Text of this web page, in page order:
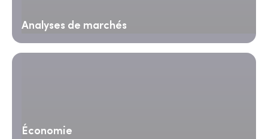
Analyses de marchés
Économie